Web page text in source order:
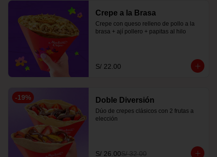
Crepe a la Brasa
Crepe con queso relleno de pollo a la
brasa + ají pollero + papitas al hilo
S/ 22.00
-19% Doble Diversión
Dúo de crepes clásicos con 2 frutas a
elección
S/ 26.00S/ 32.00